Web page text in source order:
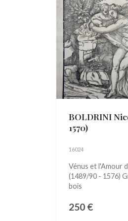
BOLDRINI
1570)
16024
Vénus et l'Amour
(1489/90 - 1576)
bois
250 €